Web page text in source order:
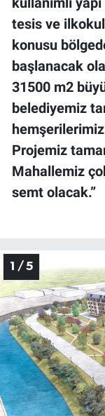
tesis ve ilkokul
konusu
başlanacak
31500 m2
belediyemiz
Projemiz
Mahallemiz
semt olacak.”
1 / 5